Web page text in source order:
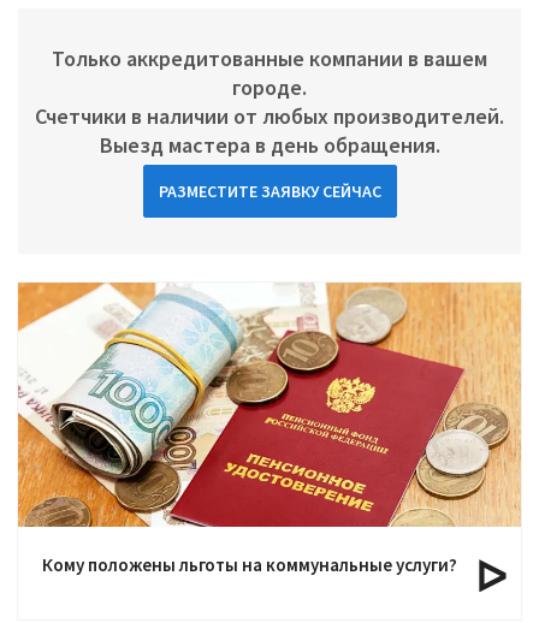
Только аккредитованные компании в вашем
городе.
Счетчики в наличии от любых производителей.
Выезд мастера в день обращения.
РАЗМЕСТИТЕ ЗАЯВКУ СЕЙЧАС
Кому положены льготы на коммунальные услуги?